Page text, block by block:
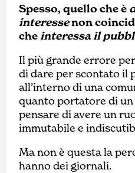
Spesso, quello che è
interessenon
cheinteressa il
Il più grande errore
di dare per scontato il
all’interno di una
quanto portatore di un
pensare di avere un
immutabile e
Ma non è questa la
hanno dei giornali.